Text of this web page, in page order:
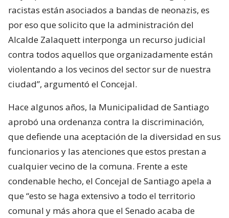
racistas están asociados a bandas de neonazis, es
por eso que solicito que la administración del
Alcalde Zalaquett interponga un recurso judicial
contra todos aquellos que organizadamente están
violentando a los vecinos del sector sur de nuestra
ciudad”, argumentó el Concejal.
Hace algunos años, la Municipalidad de Santiago
aprobó una ordenanza contra la discriminación,
que defiende una aceptación de la diversidad en sus
funcionarios y las atenciones que estos prestan a
cualquier vecino de la comuna. Frente a este
condenable hecho, el Concejal de Santiago apela a
que “esto se haga extensivo a todo el territorio
comunal y más ahora que el Senado acaba de